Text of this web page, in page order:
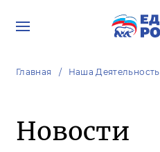
Главная Наша Деятельность
Новости